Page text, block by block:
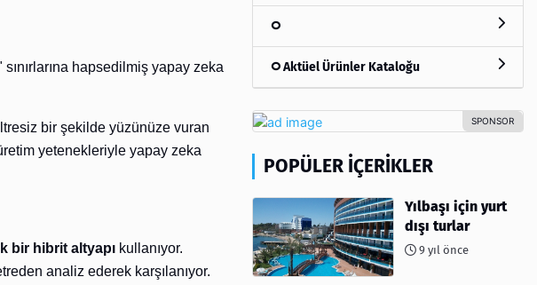
hapsedilmiş yapay zeka
bir şekilde yüzünüze vuran
yetenekleriyle yapay zeka
bir hibrit altyapı kullanıyor.
analiz ederek karşılanıyor.
Aktüel Ürünler Kataloğu
POPÜLER İÇERIKLER
Yılbaşı için yurt
dışı turlar
9 yıl önce